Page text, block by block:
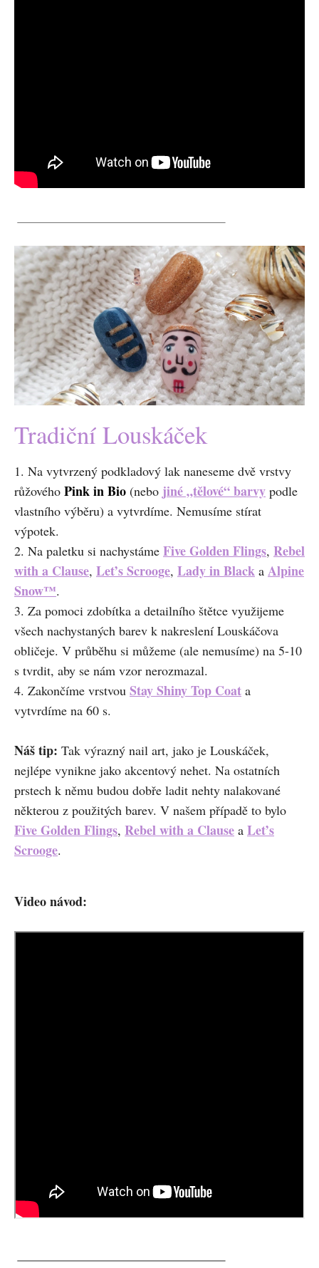
Tradiční Louskáček
1. Na vytvrzený podkladový lak naneseme dvě vrstvy
růžového Pink in Bio (nebo jiné „tělové“ barvy podle
vlastního výběru) a vytvrdíme. Nemusíme stírat
výpotek.
2. Na paletku si nachystáme Five Golden Flings, Rebel
with a Clause, Let’s Scrooge, Lady in Black a Alpine
Snow™.
3. Za pomoci zdobítka a detailního štětce využijeme
všech nachystaných barev k nakreslení Louskáčova
obličeje. V průběhu si můžeme (ale nemusíme) na 5-10
s tvrdit, aby se nám vzor nerozmazal.
4. Zakončíme vrstvou Stay Shiny Top Coat a
vytvrdíme na 60 s.
Náš tip: Tak výrazný nail art, jako je Louskáček,
nejlépe vynikne jako akcentový nehet. Na ostatních
prstech k němu budou dobře ladit nehty nalakované
některou z použitých barev. V našem případě to bylo
Five Golden Flings, Rebel with a Clause a Let’s
Scrooge.
Video návod: